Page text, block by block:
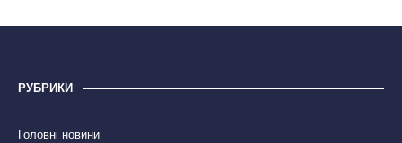
РУБРИКИ
Головні новини